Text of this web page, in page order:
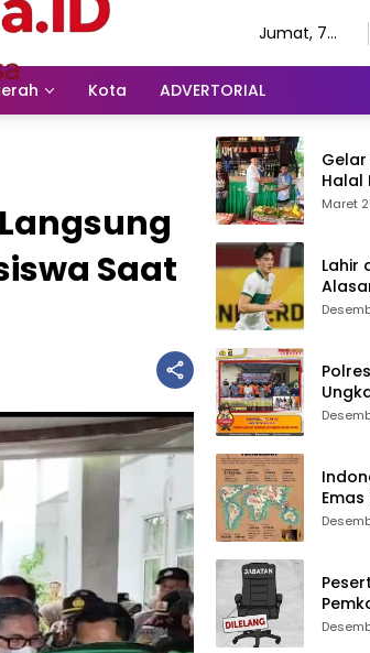
Jumat, 7
Kota ADVERTORIAL
Saat
Gelar
Halal
Maret
Lahir